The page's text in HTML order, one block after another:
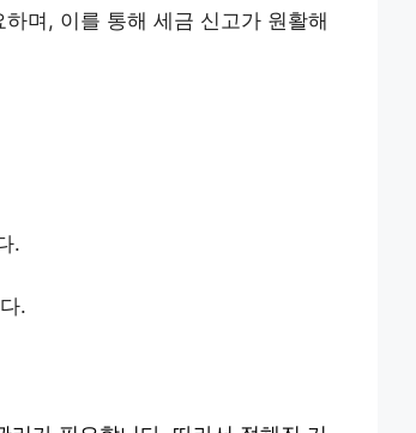
며, 이를 통해 세금 신고가 원활해
.
.